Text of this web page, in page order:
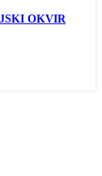
OKVIR